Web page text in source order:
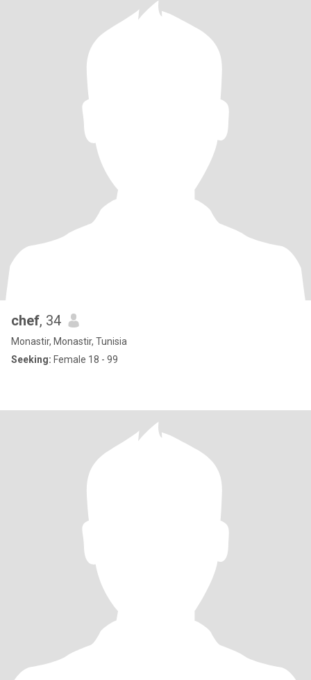
chef, 34
Monastir, Monastir, Tunisia
Seeking: Female 18 - 99